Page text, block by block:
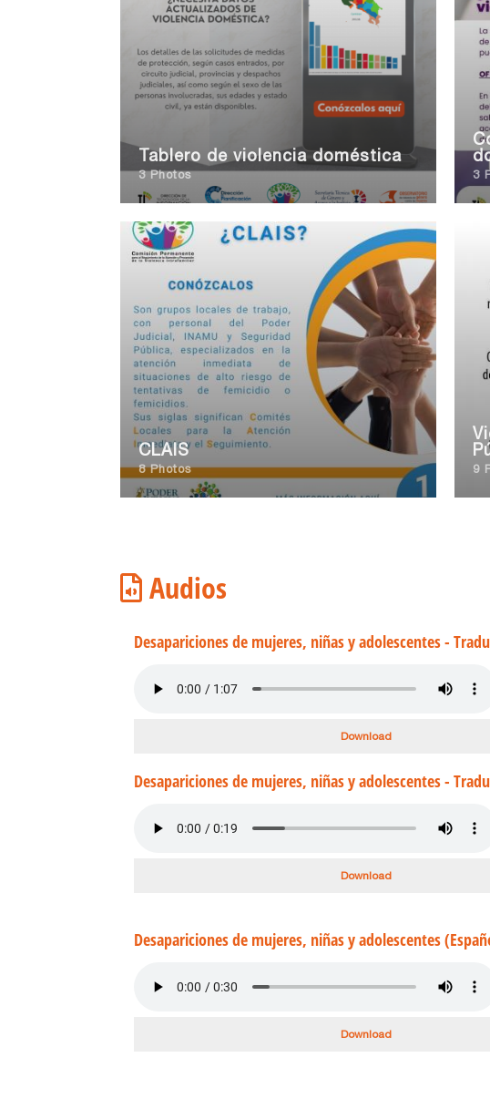
Tablero de violencia doméstica
3 Photos 3
CLAIS
8 Photos 9
Audios
Desapariciones de mujeres, niñas y adolescentes -
Download
Desapariciones de mujeres, niñas y adolescentes -
Download
Desapariciones de mujeres, niñas y adolescentes
Download